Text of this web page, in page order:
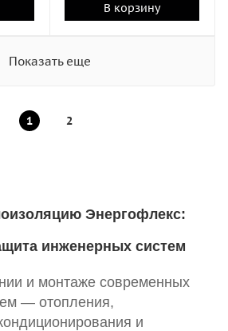
В корзину
Показать еще
1 2
Энергофлекс:
инженерных систем
и монтаже современных
— отопления,
и